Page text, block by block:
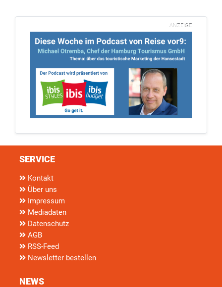
ANZEIGE
SERVICE
Kontakt
Über uns
Impressum
Mediadaten
Datenschutz
AGB
RSS-Feed
Newsletter bestellen
NEWS